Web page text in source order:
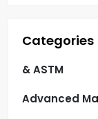
Categories
& ASTM
Advanced